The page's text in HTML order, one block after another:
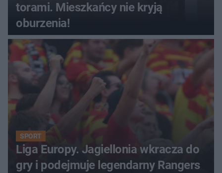
torami. Mieszkańcy nie kryją
oburzenia!
SPORT
Liga Europy. Jagiellonia wkracza do
gry i podejmuje legendarny Rangers